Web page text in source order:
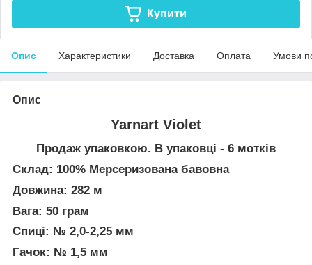
Купити
Опис Характеристики Доставка Оплата Умови
Опис
Yarnart Violet
Продаж упаковкою. В упаковці - 6 мотків
Склад: 100% Мерсеризована бавовна
Довжина: 282 м
Вага: 50 грам
Спиці: № 2,0-2,25 мм
Гачок: № 1,5 мм